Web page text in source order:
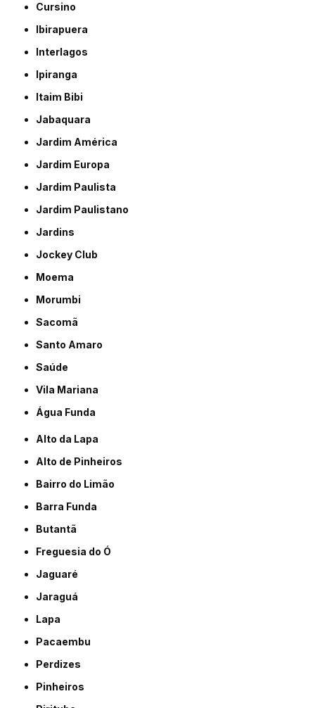
Cursino
Ibirapuera
Interlagos
Ipiranga
Itaim Bibi
Jabaquara
Jardim América
Jardim Europa
Jardim Paulista
Jardim Paulistano
Jardins
Jockey Club
Moema
Morumbi
Sacomã
Santo Amaro
Saúde
Vila Mariana
Água Funda
Alto da Lapa
Alto de Pinheiros
Bairro do Limão
Barra Funda
Butantã
Freguesia do Ó
Jaguaré
Jaraguá
Lapa
Pacaembu
Perdizes
Pinheiros